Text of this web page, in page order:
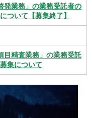
発業務」の業務受託者の
ついて【募集終了】
目精査業務」の業務受託
集について